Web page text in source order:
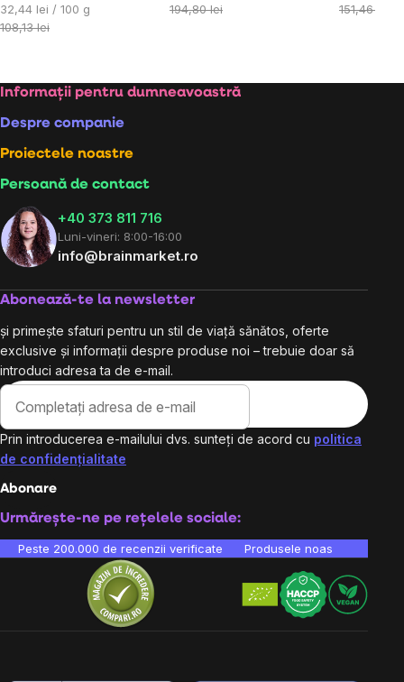
Evaluare
preţ:
32,44 lei / 100 g
108,13 lei
preţ:
194,80 lei
preţ:
151,46 lei
Subsol
Informații pentru dumneavoastră
Despre companie
Proiectele noastre
Persoană de contact
+40 373 811 716
Luni-vineri: 8:00-16:00
info@brainmarket.ro
Abonează-te la newsletter
și primește sfaturi pentru un stil de viață sănătos, oferte
exclusive și informații despre produse noi – trebuie doar să
introduci adresa ta de e-mail.
Prin introducerea e-mailului dvs. sunteți de acord cu politica
de confidențialitate
Abonare
Urmărește-ne pe rețelele sociale:
Peste 200.000 de recenzii verificate Produsele noastre sunt